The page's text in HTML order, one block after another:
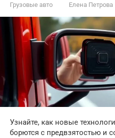
Грузовые авто Елена Петрова
Узнайте, как новые
борются с предвзятостью и